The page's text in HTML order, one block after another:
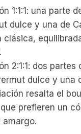
1:1:1: una parte
dulce y una de
clásica,
2:1:1: dos partes
dulce y una
resalta el
prefieren un
amargo.